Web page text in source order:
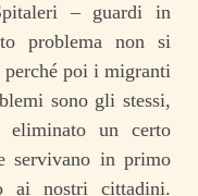
– guardi in
problema non si
poi i migranti
sono gli stessi,
un certo
servivano in primo
ai nostri cittadini.